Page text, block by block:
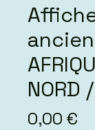
NORD
0,00 €